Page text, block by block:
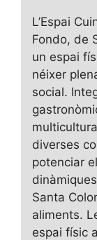
L’Espai
Fondo, de
un espai
néixer
social.
diverses
potenciar
Santa
aliments.
espai físic